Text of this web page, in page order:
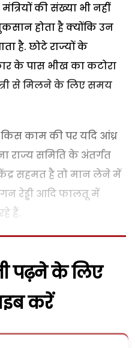
की संख्या भी नहीं
होता है क्योंकि उन
है. छोटे राज्यों के
के पास भीख का कटोरा
से मिलने के लिए समय
काम की पर यदि आंध्र
राज्य समिति के अंतर्गत
सहमत है तो मान लेने में
रेड्डी आदि फालतू में
हैं.
पढ़ने के लिए
करें